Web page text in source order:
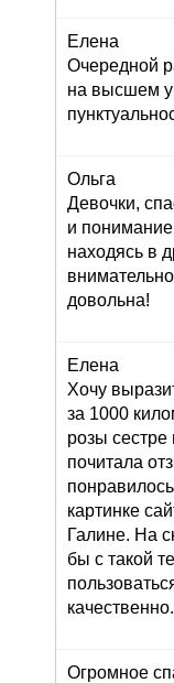
Елена
Очередной
на высшем
Ольга
Девочки,
и
находясь в
довольна!
Елена
Хочу
за 1000
розы
почитала
картинке
Галине. На
бы с такой
Огромное